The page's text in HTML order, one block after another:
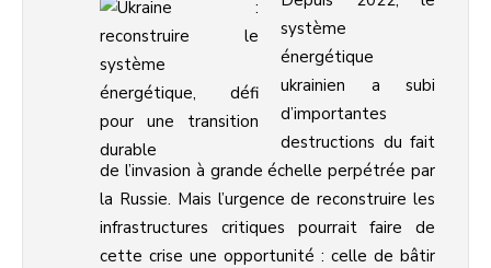
système
énergétique
ukrainien a subi
d’importantes
destructions du fait
de l’invasion à grande échelle perpétrée par
la Russie. Mais l’urgence de reconstruire les
infrastructures critiques pourrait faire de
cette crise une opportunité : celle de bâtir